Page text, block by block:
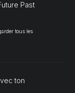
Past
tous les
ton